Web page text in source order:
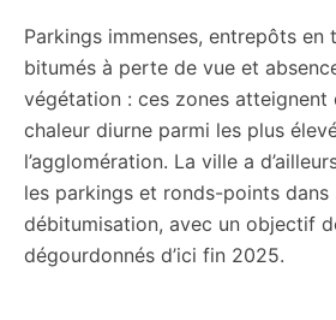
Parkings immenses, entrepôts
bitumés à perte de vue et
végétation : ces zones atteignent
chaleur diurne parmi les plus
l’agglomération. La ville a
les parkings et ronds-points
débitumisation, avec un objectif
dégourdonnés d’ici fin 2025.